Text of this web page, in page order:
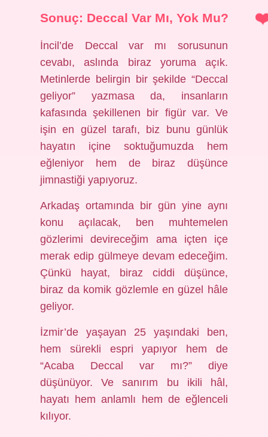
Sonuç: Deccal Var Mı, Yok Mu?
İncil’de Deccal var mı sorusunun
cevabı, aslında biraz yoruma açık.
Metinlerde belirgin bir şekilde “Deccal
geliyor” yazmasa da, insanların
kafasında şekillenen bir figür var. Ve
işin en güzel tarafı, biz bunu günlük
hayatın içine soktuğumuzda hem
eğleniyor hem de biraz düşünce
jimnastiği yapıyoruz.
Arkadaş ortamında bir gün yine aynı
konu açılacak, ben muhtemelen
gözlerimi devireceğim ama içten içe
merak edip gülmeye devam edeceğim.
Çünkü hayat, biraz ciddi düşünce,
biraz da komik gözlemle en güzel hâle
geliyor.
İzmir’de yaşayan 25 yaşındaki ben,
hem sürekli espri yapıyor hem de
“Acaba Deccal var mı?” diye
düşünüyor. Ve sanırım bu ikili hâl,
hayatı hem anlamlı hem de eğlenceli
kılıyor.